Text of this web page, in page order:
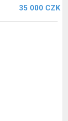
35 000 CZK